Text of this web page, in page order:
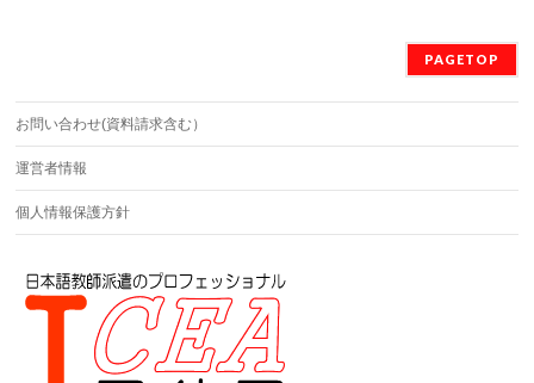
PAGETOP
お問い合わせ(資料請求含む）
運営者情報
個人情報保護方針